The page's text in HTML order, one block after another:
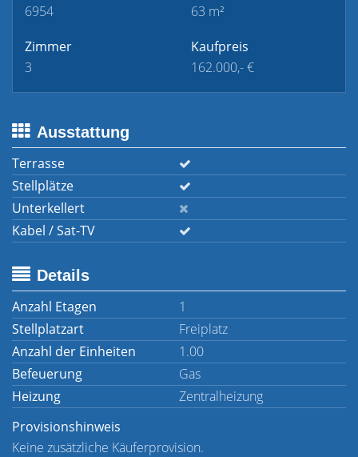
6954
63 m²
Zimmer
3
Kaufpreis
162.000,- €
Ausstattung
Terrasse
Stellplätze
Unterkellert
Kabel / Sat-TV
Details
Anzahl Etagen
1
Stellplatzart
Freiplatz
Anzahl der Einheiten
1.00
Befeuerung
Gas
Heizung
Zentralheizung
Provisionshinweis
Keine zusätzliche Käuferprovision.